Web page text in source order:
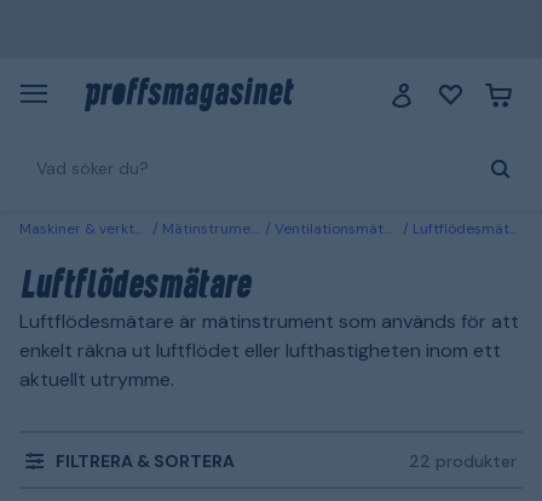
Maskiner & verktyg Mätinstrument Ventilationsmätare Luftflödesmätare
Luftflödesmätare
Luftflödesmätare är mätinstrument som används för att
enkelt räkna ut luftflödet eller lufthastigheten inom ett
aktuellt utrymme.
FILTRERA & SORTERA 22 produkter